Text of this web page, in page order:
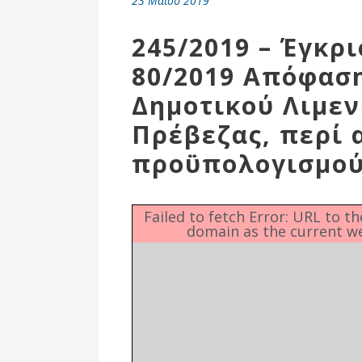
Δημοτικές
Ενότητες
245/2019 –
80/2019
Δημοτικού
Πρέβεζας, περί
Failed to fetch Error: URL to
domain as the current